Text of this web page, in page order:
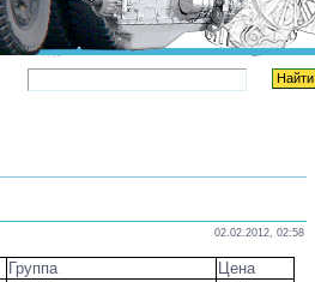
02.02.2012, 02:58
Группа
Цена